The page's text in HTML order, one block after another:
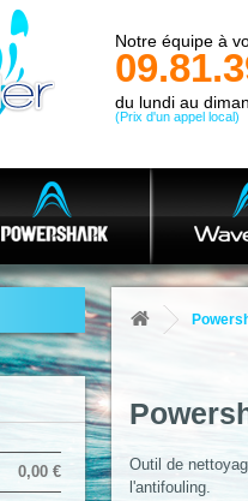
Notre équipe à
du lundi au
(Prix d'un appel local)
0,00 €
Outil de
l'antifouling.